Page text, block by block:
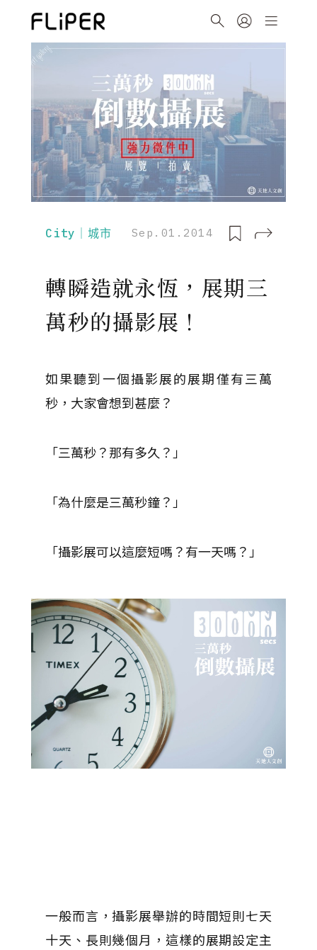
City｜城市 Sep.01.2014
轉瞬造就永恆，展期三
萬秒的攝影展！
如果聽到一個攝影展的展期僅有三萬
秒，大家會想到甚麼？
「三萬秒？那有多久？」
「為什麼是三萬秒鐘？」
「攝影展可以這麼短嗎？有一天嗎？」
一般而言，攝影展舉辦的時間短則七天
十天、長則幾個月，這樣的展期設定主